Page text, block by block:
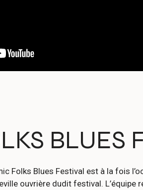
BLUES
Folks Blues Festival est à la fois
ouvrière dudit festival.